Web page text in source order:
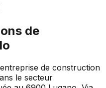
de
de construction
le secteur